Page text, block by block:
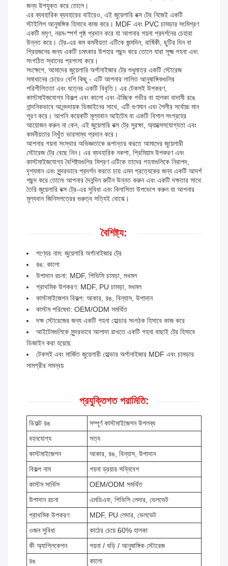
জন্য উপযুক্ত করে তোলে।
এর ব্যবহারিক ব্যবহারের বাইরেও, এই জুয়েলারি বক্স ট্রে নিজেই একটি
স্টাইলিশ আনুষঙ্গিক হিসাবে কাজ করে। MDF এবং PVC চামড়ার সংমিশ্রণ
একটি মসৃণ, নরম-স্পর্শ পৃষ্ঠ প্রদান করে যা আপনার গয়না প্রদর্শনের চেহারা
উন্নত করে। ট্রে-এর কম কমনীয়তা এটিকে জন্মদিন, বার্ষিকী, ছুটির দিন বা
প্রিয়জনের জন্য একটি চমৎকার উপহার পছন্দ করে তোলে যারা সূক্ষ্ম গহনা এবং
সংগঠিত স্থানের প্রশংসা করে।
সংক্ষেপে, আমাদের জুয়েলারি অর্গানাইজার ট্রে শুধুমাত্র একটি স্টোরেজ
সমাধানের চেয়েও বেশি কিছু - এটি আপনার লালিত আনুষাঙ্গিকগুলির
পরিশীলিততা এবং যত্নের একটি বিবৃতি। এর টেকসই উপকরণ,
কাস্টমাইজযোগ্য বিকল্প এবং কালো এবং ঐচ্ছিক গভীর বা হালকা বাদামী রঙে
নান্দনিকভাবে আনন্দদায়ক ডিজাইনের সাথে, এটি গুণমান এবং শৈলীর সর্বোচ্চ মান
পূরণ করে। আপনি কয়েকটি মূল্যবান আইটেম বা একটি বিশাল সংগ্রহের
আয়োজন করুন না কেন, এই জুয়েলারি বক্স ট্রে সুরক্ষা, অ্যাক্সেসযোগ্যতা এবং
কমনীয়তার নিখুঁত ভারসাম্য প্রদান করে।
আপনার গয়না সংস্থার অভিজ্ঞতাকে রূপান্তর করতে আমাদের জুয়েলারী
স্টোরেজ ট্রে বেছে নিন। এর ব্যবহারিক নকশা, প্রিমিয়াম উপকরণ এবং
কাস্টমাইজযোগ্য বৈশিষ্ট্যগুলির মিশ্রণ এটিকে তাদের গহনাগুলিকে নিরাপদ,
দৃশ্যমান এবং সুন্দরভাবে প্রদর্শন করতে চায় এমন প্রত্যেকের জন্য একটি আদর্শ
পছন্দ করে তোলে৷ আপনার দৈনন্দিন রুটিন উন্নত করুন এবং একটি দক্ষতার সাথে
তৈরি জুয়েলারি বক্স ট্রে-এর সুবিধা এবং বিলাসিতা উপভোগ করুন যা আপনার
মূল্যবান জিনিসপত্রের গুরুত্ব সত্যিই বোঝে।
বৈশিষ্ট্য:
পণ্যের নাম: জুয়েলারি অর্গানাইজার ট্রে
রঙ: কালো
উপাদান রচনা: MDF, পিভিসি চামড়া, মখমল
প্রাথমিক উপকরণ: MDF, PU চামড়া, মখমল
কাস্টমাইজেশন বিকল্প: আকার, রঙ, বিন্যাস, উপাদান
কাস্টম পরিষেবা: OEM/ODM সমর্থিত
দক্ষ স্টোরেজের জন্য একটি গহনা হোল্ডার সংগঠক হিসাবে কাজ করে
আইটেমগুলিকে সুন্দরভাবে আলাদা রাখতে একটি গহনা বাছাই ট্রে হিসাবে
ডিজাইন করা হয়েছে
টেকসই এবং মার্জিত জুয়েলারী হোল্ডার অর্গানাইজার MDF এবং চামড়ার
সামগ্রীর সমন্বয়
প্রযুক্তিগত পরামিতি:
ডিফল্ট রঙ
সম্পূর্ণ কাস্টমাইজেশন উপলব্ধ
বহনযোগ্য
সত্য
কাস্টমাইজেশন
আকার, রঙ, বিন্যাস, উপাদান
বিকল্প নাম
গয়না ড্রয়ার সন্নিবেশ
কাস্টম সার্ভিস
OEM/ODM সমর্থিত
উপাদান রচনা
এমডিএফ, পিভিসি লেদার, ভেলভেট
প্রাথমিক উপকরণ
MDF, PU লেদার, ভেলভেট
ওজন সুবিধা
কাঠের চেয়ে 60% হালকা
কী অ্যাপ্লিকেশন
গয়না / ঘড়ি / আনুষাঙ্গিক স্টোরেজ
রঙ
কালো